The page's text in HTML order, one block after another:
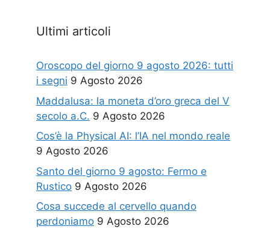
Ultimi articoli
Oroscopo del giorno 9 agosto 2026: tutti
i segni 9 Agosto 2026
Maddalusa: la moneta d’oro greca del V
secolo a.C. 9 Agosto 2026
Cos’è la Physical AI: l’IA nel mondo reale
9 Agosto 2026
Santo del giorno 9 agosto: Fermo e
Rustico 9 Agosto 2026
Cosa succede al cervello quando
perdoniamo 9 Agosto 2026